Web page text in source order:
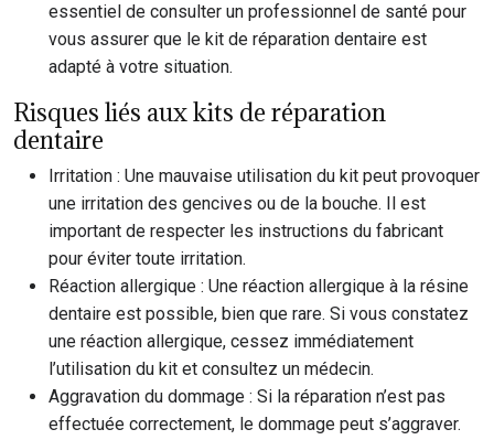
essentiel de consulter un professionnel de santé pour
vous assurer que le kit de réparation dentaire est
adapté à votre situation.
Risques liés aux kits de réparation
dentaire
Irritation : Une mauvaise utilisation du kit peut provoquer
une irritation des gencives ou de la bouche. Il est
important de respecter les instructions du fabricant
pour éviter toute irritation.
Réaction allergique : Une réaction allergique à la résine
dentaire est possible, bien que rare. Si vous constatez
une réaction allergique, cessez immédiatement
l’utilisation du kit et consultez un médecin.
Aggravation du dommage : Si la réparation n’est pas
effectuée correctement, le dommage peut s’aggraver.